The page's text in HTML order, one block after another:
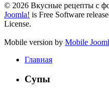
© 2026 Вкусные рецепты с
Joomla! is Free Software
License.
Mobile version by Mobile
Главная
Супы